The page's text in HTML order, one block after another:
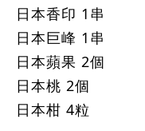
日本香印 1串
日本巨峰 1串
日本蘋果 2個
日本桃 2個
日本柑 4粒